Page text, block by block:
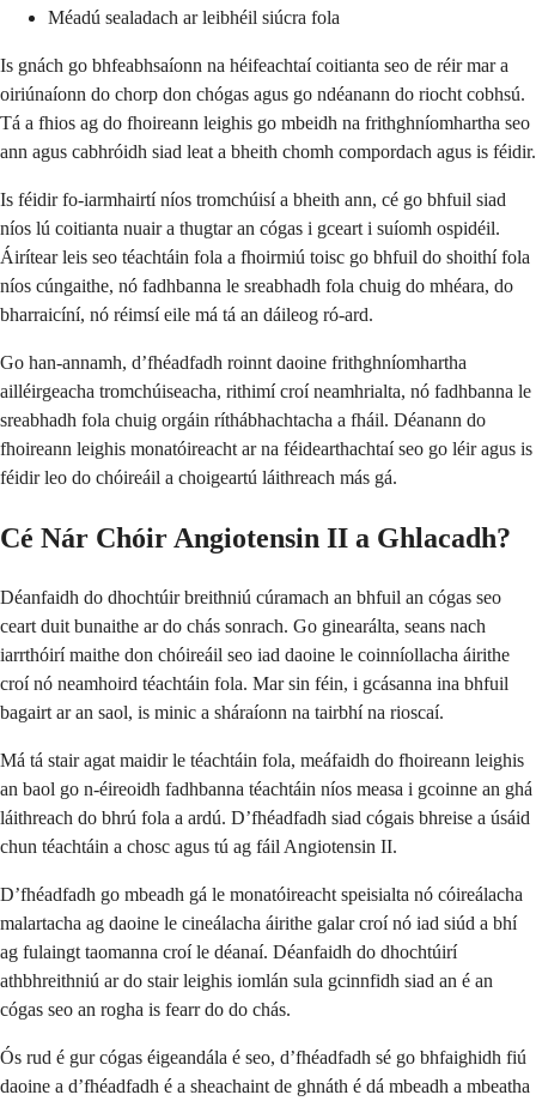
Méadú sealadach ar leibhéil siúcra fola
Is gnách go bhfeabhsaíonn na héifeachtaí coitianta seo de réir mar a
oiriúnaíonn do chorp don chógas agus go ndéanann do riocht cobhsú.
Tá a fhios ag do fhoireann leighis go mbeidh na frithghníomhartha seo
ann agus cabhróidh siad leat a bheith chomh compordach agus is féidir.
Is féidir fo-iarmhairtí níos tromchúisí a bheith ann, cé go bhfuil siad
níos lú coitianta nuair a thugtar an cógas i gceart i suíomh ospidéil.
Áirítear leis seo téachtáin fola a fhoirmiú toisc go bhfuil do shoithí fola
níos cúngaithe, nó fadhbanna le sreabhadh fola chuig do mhéara, do
bharraicíní, nó réimsí eile má tá an dáileog ró-ard.
Go han-annamh, d’fhéadfadh roinnt daoine frithghníomhartha
ailléirgeacha tromchúiseacha, rithimí croí neamhrialta, nó fadhbanna le
sreabhadh fola chuig orgáin ríthábhachtacha a fháil. Déanann do
fhoireann leighis monatóireacht ar na féidearthachtaí seo go léir agus is
féidir leo do chóireáil a choigeartú láithreach más gá.
Cé Nár Chóir Angiotensin II a Ghlacadh?
Déanfaidh do dhochtúir breithniú cúramach an bhfuil an cógas seo
ceart duit bunaithe ar do chás sonrach. Go ginearálta, seans nach
iarrthóirí maithe don chóireáil seo iad daoine le coinníollacha áirithe
croí nó neamhoird téachtáin fola. Mar sin féin, i gcásanna ina bhfuil
bagairt ar an saol, is minic a sháraíonn na tairbhí na rioscaí.
Má tá stair agat maidir le téachtáin fola, meáfaidh do fhoireann leighis
an baol go n-éireoidh fadhbanna téachtáin níos measa i gcoinne an ghá
láithreach do bhrú fola a ardú. D’fhéadfadh siad cógais bhreise a úsáid
chun téachtáin a chosc agus tú ag fáil Angiotensin II.
D’fhéadfadh go mbeadh gá le monatóireacht speisialta nó cóireálacha
malartacha ag daoine le cineálacha áirithe galar croí nó iad siúd a bhí
ag fulaingt taomanna croí le déanaí. Déanfaidh do dhochtúirí
athbhreithniú ar do stair leighis iomlán sula gcinnfidh siad an é an
cógas seo an rogha is fearr do do chás.
Ós rud é gur cógas éigeandála é seo, d’fhéadfadh sé go bhfaighidh fiú
daoine a d’fhéadfadh é a sheachaint de ghnáth é dá mbeadh a mbeatha